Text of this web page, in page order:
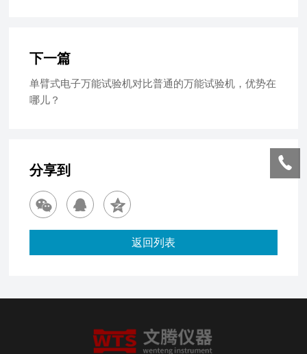
下一篇
单臂式电子万能试验机对比普通的万能试验机，优势在
哪儿？
分享到
返回列表